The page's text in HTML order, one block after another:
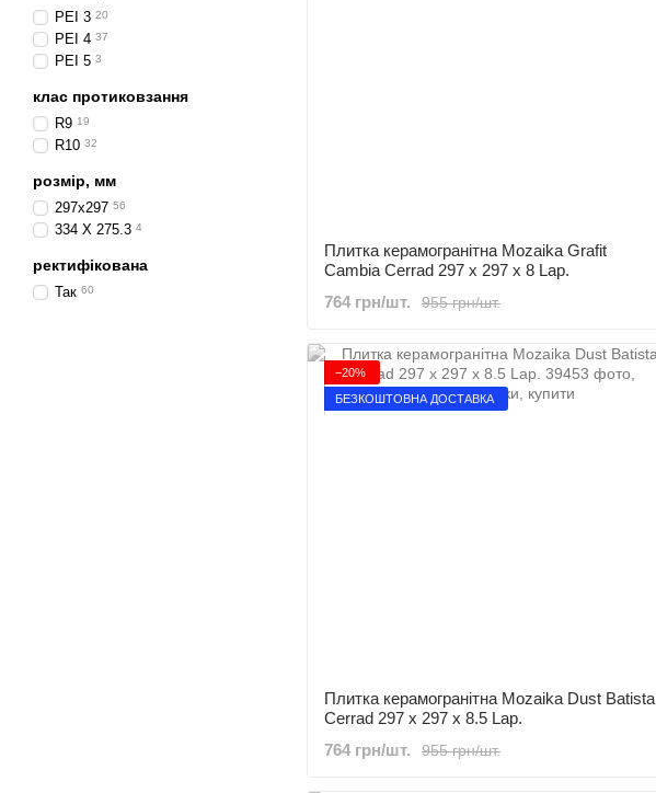
Плитка керамогранітна Mozaika Grafit
Cambia Cerrad 297 x 297 x 8 Lap.
955 грн/шт.
764 грн/шт.
−20%
БЕЗКОШТОВНА ДОСТАВКА
Плитка керамогранітна Mozaika Dust Batista
Cerrad 297 x 297 x 8.5 Lap.
955 грн/шт.
764 грн/шт.
PEI 3 20
PEI 4 37
PEI 5 3
клас протиковзання
R9 19
R10 32
розмір, мм
297х297 56
334 Х 275.3 4
ректифікована
Так 60